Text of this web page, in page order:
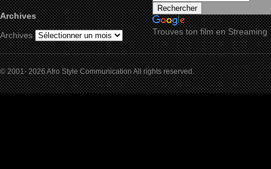
Archives
Archives
Trouves ton film en Streaming
© 2001- 2026 Afro Style Communication All rights reserved.